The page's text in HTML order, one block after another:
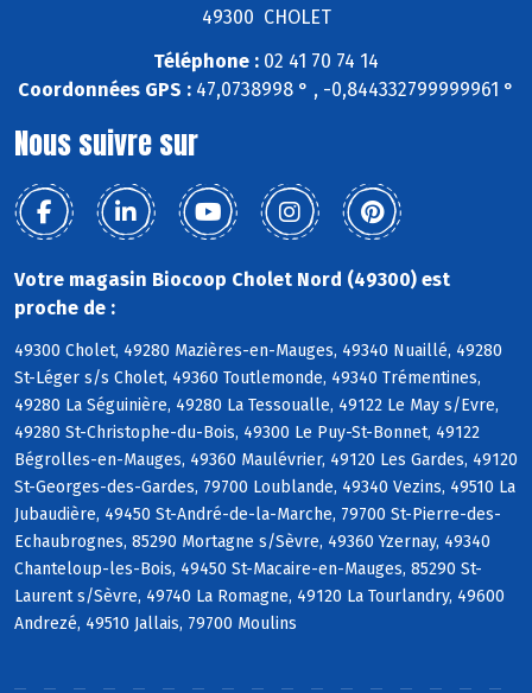
49300 CHOLET
Téléphone : 02 41 70 74 14
Coordonnées GPS : 47,0738998 ° , -0,844332799999961 °
Nous suivre sur
Votre magasin Biocoop Cholet Nord (49300) est
proche de :
49300 Cholet, 49280 Mazières-en-Mauges, 49340 Nuaillé, 49280
St-Léger s/s Cholet, 49360 Toutlemonde, 49340 Trémentines,
49280 La Séguinière, 49280 La Tessoualle, 49122 Le May s/Evre,
49280 St-Christophe-du-Bois, 49300 Le Puy-St-Bonnet, 49122
Bégrolles-en-Mauges, 49360 Maulévrier, 49120 Les Gardes, 49120
St-Georges-des-Gardes, 79700 Loublande, 49340 Vezins, 49510 La
Jubaudière, 49450 St-André-de-la-Marche, 79700 St-Pierre-des-
Echaubrognes, 85290 Mortagne s/Sèvre, 49360 Yzernay, 49340
Chanteloup-les-Bois, 49450 St-Macaire-en-Mauges, 85290 St-
Laurent s/Sèvre, 49740 La Romagne, 49120 La Tourlandry, 49600
Andrezé, 49510 Jallais, 79700 Moulins